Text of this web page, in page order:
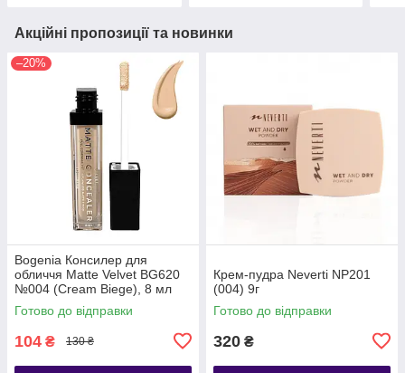
Акційні пропозиції та новинки
–20%
Bogenia Консилер для
обличчя Matte Velvet BG620
№004 (Cream Biege), 8 мл
Готово до відправки
104 ₴ 130 ₴
Крем-пудра Neverti NP201
(004) 9г
Готово до відправки
320 ₴